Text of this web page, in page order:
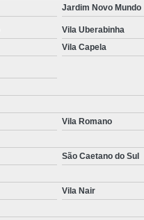
Jardim Novo Mundo
Vila Uberabinha
Vila Capela
Vila Romano
São Caetano do Sul
Vila Nair